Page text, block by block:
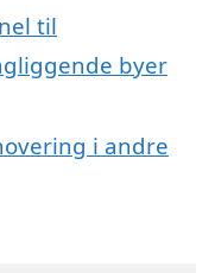
til
byer
i andre